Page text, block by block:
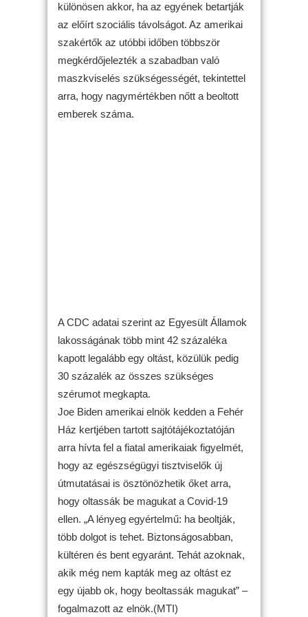
különösen akkor, ha az egyének betartják
az előírt szociális távolságot. Az amerikai
szakértők az utóbbi időben többször
megkérdőjelezték a szabadban való
maszkviselés szükségességét, tekintettel
arra, hogy nagymértékben nőtt a beoltott
emberek száma.
A CDC adatai szerint az Egyesült Államok
lakosságának több mint 42 százaléka
kapott legalább egy oltást, közülük pedig
30 százalék az összes szükséges
szérumot megkapta.
Joe Biden amerikai elnök kedden a Fehér
Ház kertjében tartott sajtótájékoztatóján
arra hívta fel a fiatal amerikaiak figyelmét,
hogy az egészségügyi tisztviselők új
útmutatásai is ösztönözhetik őket arra,
hogy oltassák be magukat a Covid-19
ellen. „A lényeg egyértelmű: ha beoltják,
több dolgot is tehet. Biztonságosabban,
kültéren és bent egyaránt. Tehát azoknak,
akik még nem kapták meg az oltást ez
egy újabb ok, hogy beoltassák magukat” –
fogalmazott az elnök.(MTI)